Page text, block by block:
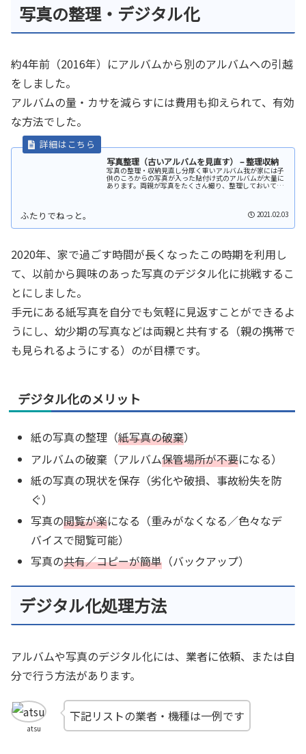
写真の整理・デジタル化
約4年前（2016年）にアルバムから別のアルバムへの引越
をしました。
アルバムの量・カサを減らすには費用も抑えられて、有効
な方法でした。
写真整理（古いアルバムを見直す） – 整理収納
写真の整理・収納見直し分厚く重いアルバム我が家には子
供のころからの写真が入った貼付け式のアルバムが大量に
あります。両親が写真をたくさん撮り、整理しておいてく
れたことには感謝しかありませんが、アルバムはどれも分
2021.02.03
2020年、家で過ごす時間が長くなったこの時期を利用し
て、以前から興味のあった写真のデジタル化に挑戦するこ
とにしました。
手元にある紙写真を自分でも気軽に見返すことができるよ
うにし、幼少期の写真などは両親と共有する（親の携帯で
も見られるようにする）のが目標です。
デジタル化のメリット
紙の写真の整理（紙写真の破棄）
アルバムの破棄（アルバム保管場所が不要になる）
紙の写真の現状を保存（劣化や破損、事故紛失を防
ぐ）
写真の閲覧が楽になる（重みがなくなる／色々なデ
バイスで閲覧可能）
写真の共有／コピーが簡単 （バックアップ）
デジタル化処理方法
アルバムや写真のデジタル化には、業者に依頼、または自
分で行う方法があります。
atsu
下記リストの業者・機種は一例です